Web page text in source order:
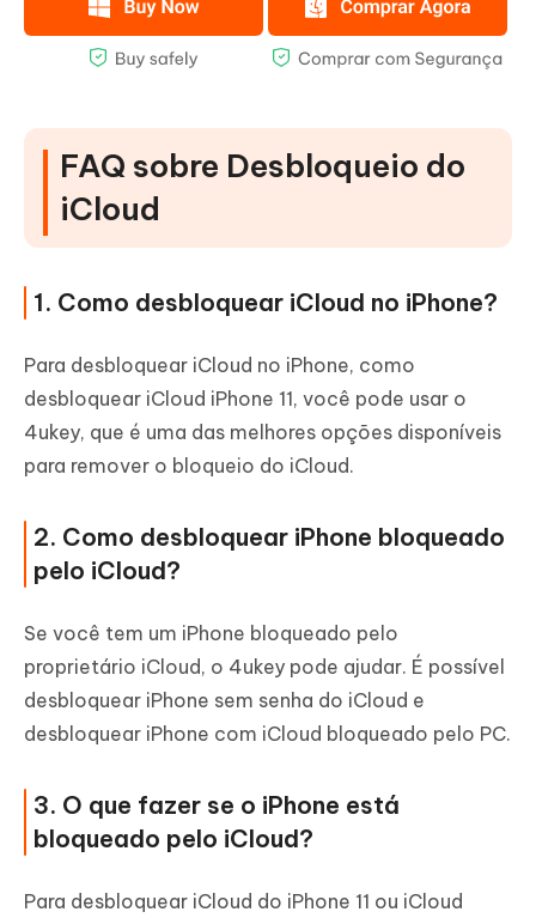
FAQ sobre Desbloqueio do
iCloud
1. Como desbloquear iCloud no iPhone?
Para desbloquear iCloud no iPhone, como
desbloquear iCloud iPhone 11, você pode usar o
4ukey, que é uma das melhores opções disponíveis
para remover o bloqueio do iCloud.
2. Como desbloquear iPhone bloqueado
pelo iCloud?
Se você tem um iPhone bloqueado pelo
proprietário iCloud, o 4ukey pode ajudar. É possível
desbloquear iPhone sem senha do iCloud e
desbloquear iPhone com iCloud bloqueado pelo PC.
3. O que fazer se o iPhone está
bloqueado pelo iCloud?
Para desbloquear iCloud do iPhone 11 ou iCloud